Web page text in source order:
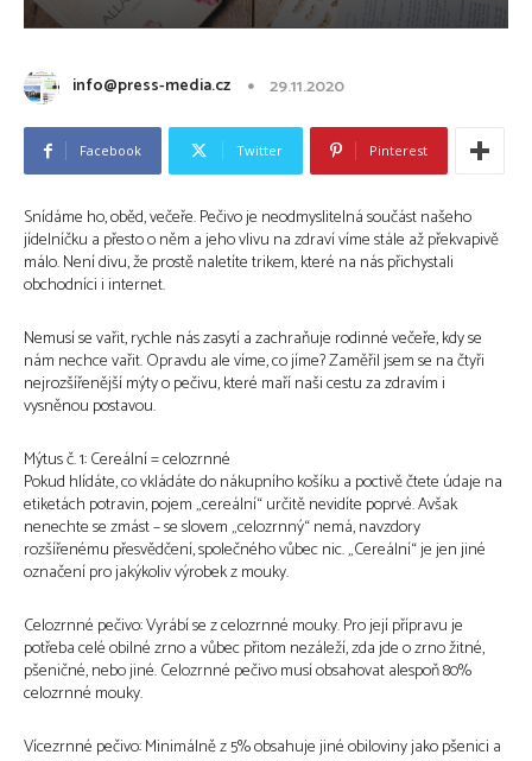
info@press-media.cz 29.11.2020
Facebook Twitter Pinterest
Snídáme ho, oběd, večeře. Pečivo je neodmyslitelná součást našeho
jídelníčku a přesto o něm a jeho vlivu na zdraví víme stále až překvapivě
málo. Není divu, že prostě naletíte trikem, které na nás přichystali
obchodníci i internet.
Nemusí se vařit, rychle nás zasytí a zachraňuje rodinné večeře, kdy se
nám nechce vařit. Opravdu ale víme, co jíme? Zaměřil jsem se na čtyři
nejrozšířenější mýty o pečivu, které maří naši cestu za zdravím i
vysněnou postavou.
Mýtus č. 1: Cereální = celozrnné
Pokud hlídáte, co vkládáte do nákupního košíku a poctivě čtete údaje na
etiketách potravin, pojem „cereální“ určitě nevidíte poprvé. Avšak
nenechte se zmást – se slovem „celozrnný“ nemá, navzdory
rozšířenému přesvědčení, společného vůbec nic. „Cereální“ je jen jiné
označení pro jakýkoliv výrobek z mouky.
Celozrnné pečivo: Vyrábí se z celozrnné mouky. Pro její přípravu je
potřeba celé obilné zrno a vůbec přitom nezáleží, zda jde o zrno žitné,
pšeničné, nebo jiné. Celozrnné pečivo musí obsahovat alespoň 80%
celozrnné mouky.
Vícezrnné pečivo: Minimálně z 5% obsahuje jiné obiloviny jako pšenici a